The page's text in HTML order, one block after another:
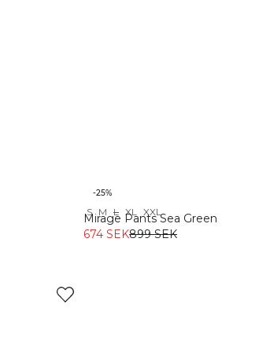
-25%
S M L XL XXL
Mirage Pants Sea Green
674 SEK899 SEK